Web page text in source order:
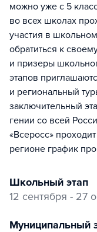
можно уже с 5
во всех школах
участия в
обратиться к
и призеры
этапов
и региональный
заключительный
гении со всей
«Всеросс»
регионе график
Школьный этап
12 сентября - 27
Муниципальный